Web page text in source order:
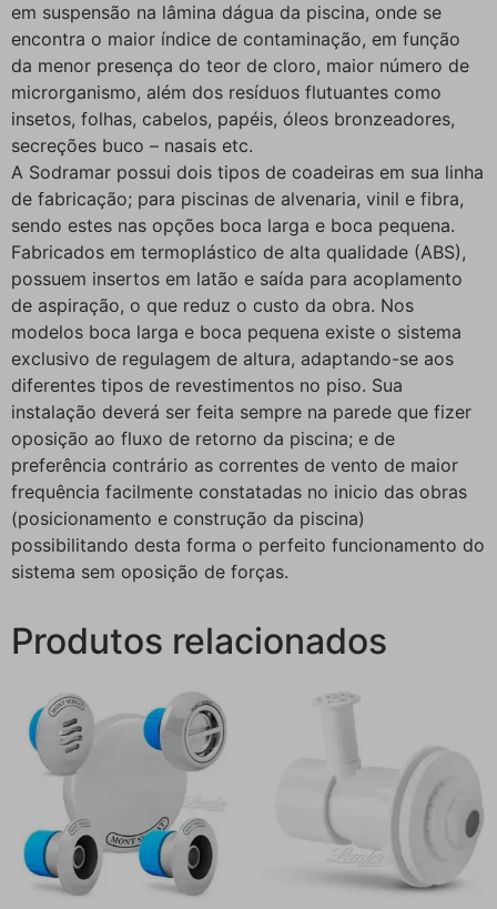
em suspensão na lâmina dágua da piscina, onde se
encontra o maior índice de contaminação, em função
da menor presença do teor de cloro, maior número de
microrganismo, além dos resíduos flutuantes como
insetos, folhas, cabelos, papéis, óleos bronzeadores,
secreções buco – nasais etc.
A Sodramar possui dois tipos de coadeiras em sua linha
de fabricação; para piscinas de alvenaria, vinil e fibra,
sendo estes nas opções boca larga e boca pequena.
Fabricados em termoplástico de alta qualidade (ABS),
possuem insertos em latão e saída para acoplamento
de aspiração, o que reduz o custo da obra. Nos
modelos boca larga e boca pequena existe o sistema
exclusivo de regulagem de altura, adaptando-se aos
diferentes tipos de revestimentos no piso. Sua
instalação deverá ser feita sempre na parede que fizer
oposição ao fluxo de retorno da piscina; e de
preferência contrário as correntes de vento de maior
frequência facilmente constatadas no inicio das obras
(posicionamento e construção da piscina)
possibilitando desta forma o perfeito funcionamento do
sistema sem oposição de forças.
Produtos relacionados